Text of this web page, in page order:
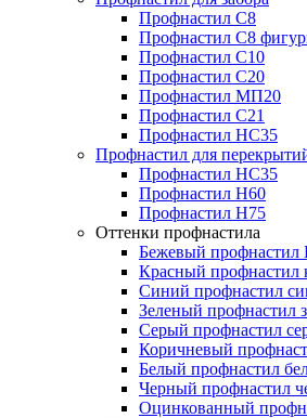
Профнастил С8
Профнастил С8
Профнастил С10
Профнастил С20
Профнастил МП20
Профнастил С21
Профнастил НС35
Профнастил для
Профнастил НС35
Профнастил Н60
Профнастил Н75
Оттенки профнастила
Бежевый профнастил
Красный профнастил
Синий профнастил
Зеленый профнастил
Серый профнастил
Коричневый
Белый профнастил
Черный профнастил
Оцинкованный